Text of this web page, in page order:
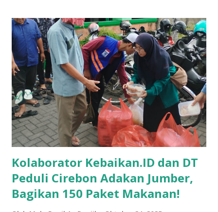
Cipakem, Desa Galaherang, Desa Garahaji dan sekitarnya.
Tertulis pula penjelasan kaitan dengan pemadaman ini
diperlukan untuk melakukan pemeliharaan dan perbaikan
jaringan listrik yang bertujuan meningkatkan kualitas
pelayanan kepada pelanggan. “Dalam rangka meningkatkan
kehadiran sistem kelistrikan dan pelayanan masyarakat akan
terjadi pemuai dengan listrik di beberapa wilayah,” tertulis
dalam pengumuman. Dalam keterangannya, PLN juga
mengingatkan kepada pelanggan yang menggunakan genset
agar memisahkan i...
Kolaborator Kebaikan.ID dan DT
Peduli Cirebon Adakan Jumber,
Bagikan 150 Paket Makanan!